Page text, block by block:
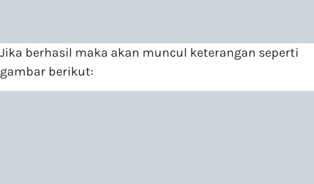
Jika berhasil maka akan muncul keterangan seperti
gambar berikut: